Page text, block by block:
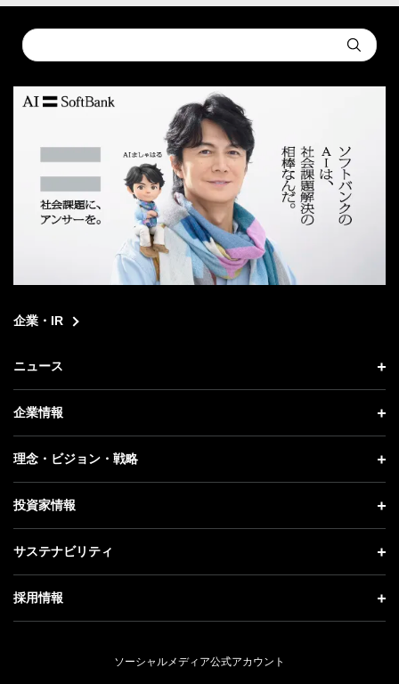
Conduct
a
Submit
企業・IR
ニュース
ニュース トップ
プレスリリース
更新情報
記者説明会
企業情報
企業情報 トップ
社長メッセージ
事業紹介
ガバナンス
理念・ビジョン・戦略
理念・ビジョン・戦略 トップ
成長戦略「Activate AI for Society」
人材戦略
投資家情報
投資家情報 トップ
経営方針
サステナビリティ
サステナビリティ トップ
トップメッセージ
ESG方針・体制
採用情報
ソーシャルメディア公式アカウント